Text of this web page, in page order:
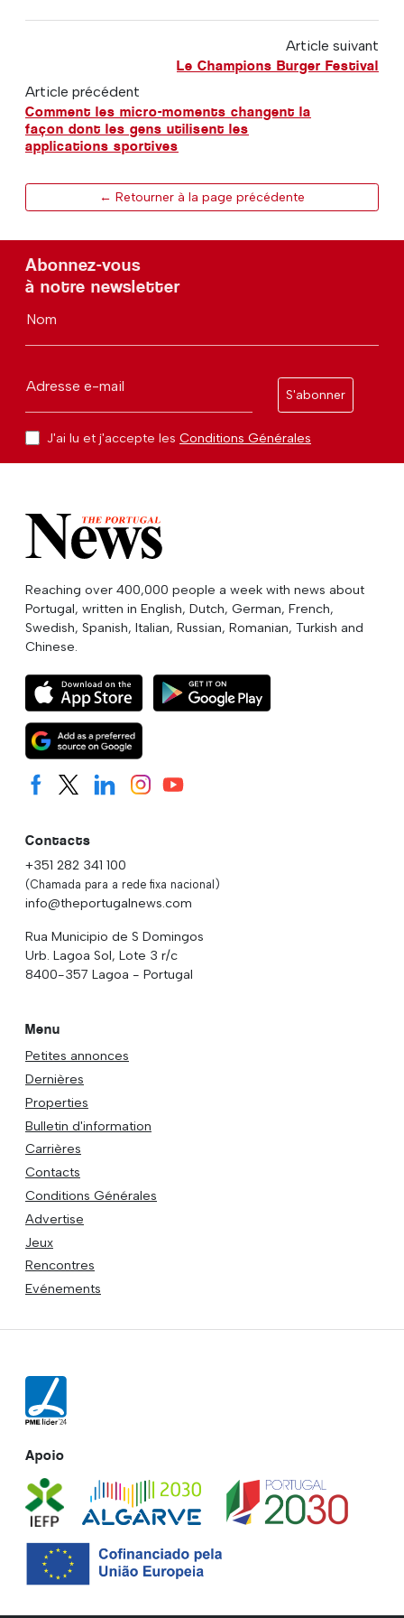
Article suivant
Le Champions Burger Festival
Article précédent
Comment les micro-moments changent la
façon dont les gens utilisent les
applications sportives
← Retourner à la page précédente
Abonnez-vous
à notre newsletter
Nom
Adresse e-mail
S'abonner
J'ai lu et j'accepte les Conditions Générales
Reaching over 400,000 people a week with news about
Portugal, written in English, Dutch, German, French,
Swedish, Spanish, Italian, Russian, Romanian, Turkish and
Chinese.
Contacts
+351 282 341 100
(Chamada para a rede fixa nacional)
info@theportugalnews.com
Rua Municipio de S Domingos
Urb. Lagoa Sol, Lote 3 r/c
8400-357 Lagoa - Portugal
Menu
Petites annonces
Dernières
Properties
Bulletin d'information
Carrières
Contacts
Conditions Générales
Advertise
Jeux
Rencontres
Evénements
Apoio